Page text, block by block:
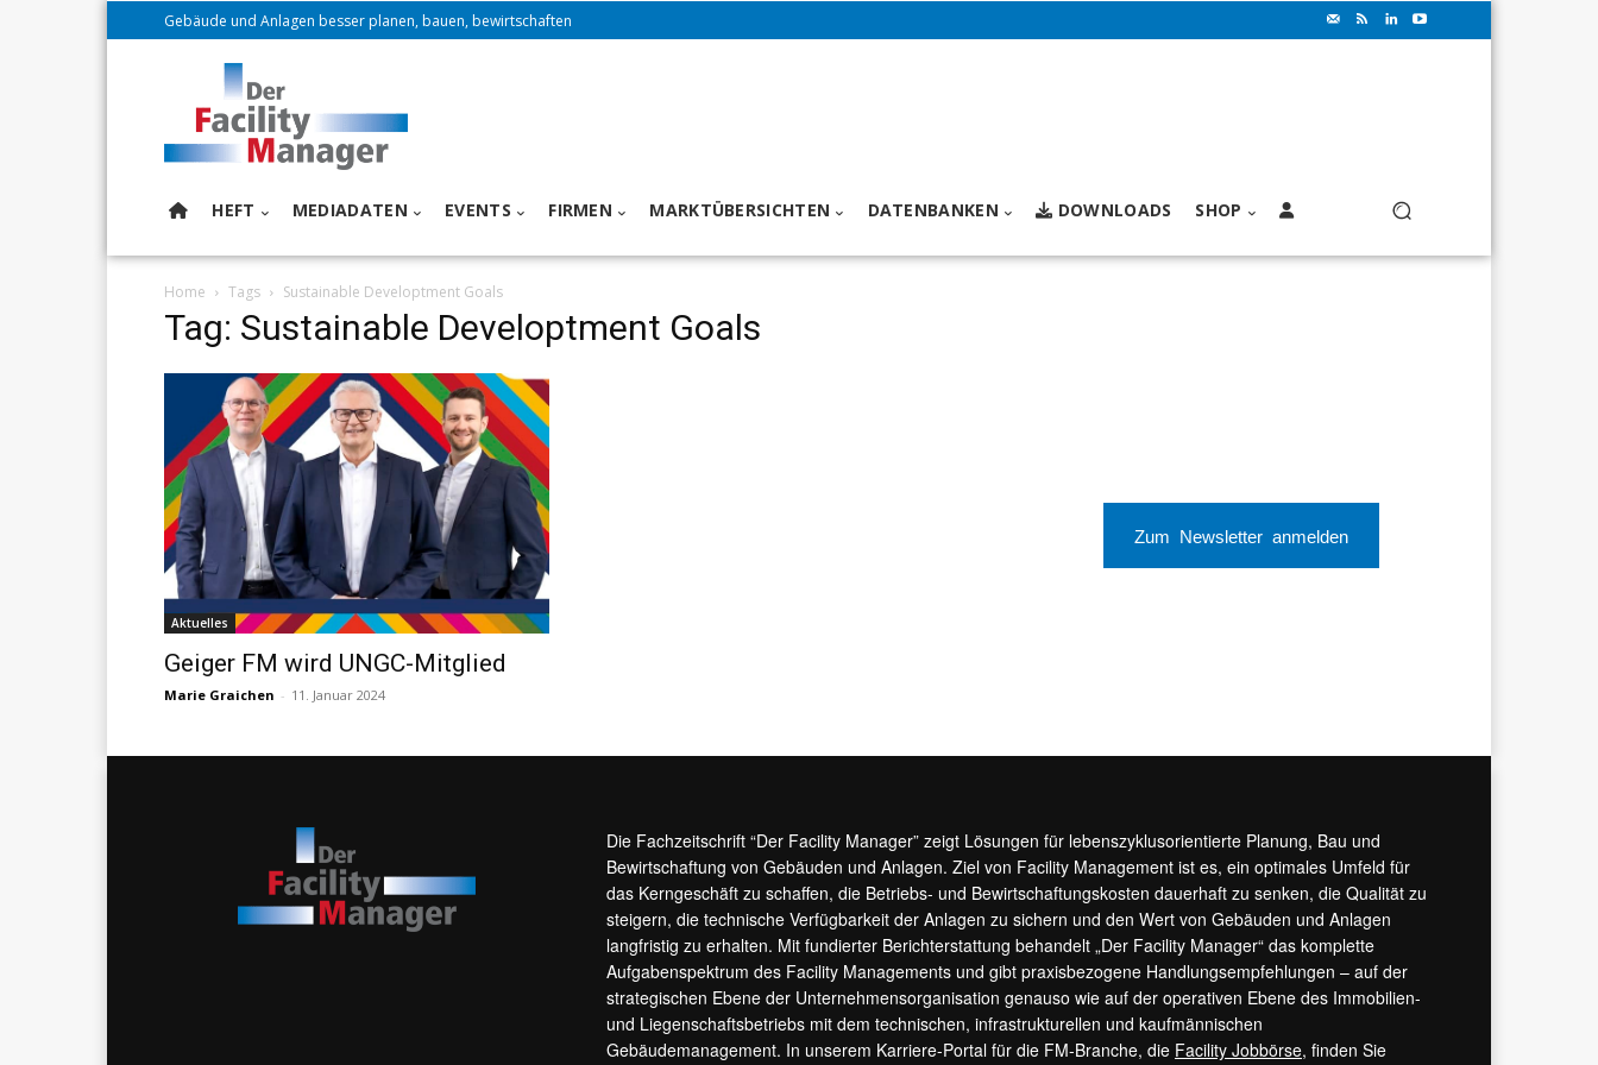
Gebäude und Anlagen besser planen, bauen, bewirtschaften
HEFT MEDIADATEN EVENTS FIRMEN MARKTÜBERSICHTEN DATENBANKEN DOWNLOADS SHOP
Home Tags Sustainable Developtment Goals
Tag: Sustainable Developtment Goals
Aktuelles
Geiger FM wird UNGC-Mitglied
Marie Graichen - 11. Januar 2024
Zum Newsletter anmelden
Die Fachzeitschrift “Der Facility Manager” zeigt Lösungen für lebenszyklusorientierte Planung, Bau und
Bewirtschaftung von Gebäuden und Anlagen. Ziel von Facility Management ist es, ein optimales Umfeld für
das Kerngeschäft zu schaffen, die Betriebs- und Bewirtschaftungskosten dauerhaft zu senken, die Qualität zu
steigern, die technische Verfügbarkeit der Anlagen zu sichern und den Wert von Gebäuden und Anlagen
langfristig zu erhalten. Mit fundierter Berichterstattung behandelt „Der Facility Manager“ das komplette
Aufgabenspektrum des Facility Managements und gibt praxisbezogene Handlungsempfehlungen – auf der
strategischen Ebene der Unternehmensorganisation genauso wie auf der operativen Ebene des Immobilien-
und Liegenschaftsbetriebs mit dem technischen, infrastrukturellen und kaufmännischen
Gebäudemanagement. In unserem Karriere-Portal für die FM-Branche, die Facility Jobbörse, finden Sie